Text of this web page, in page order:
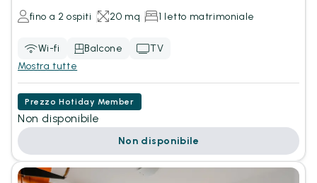
fino a 2 ospiti 20 mq 1 letto matrimoniale
Wi-fi Balcone
TV
Mostra tutte
Prezzo Hotiday Member
Non disponibile
Non disponibile